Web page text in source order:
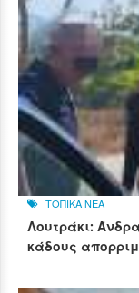
ΤΟΠΙΚΑ ΝΕΑ
Λουτράκι:
κάδους